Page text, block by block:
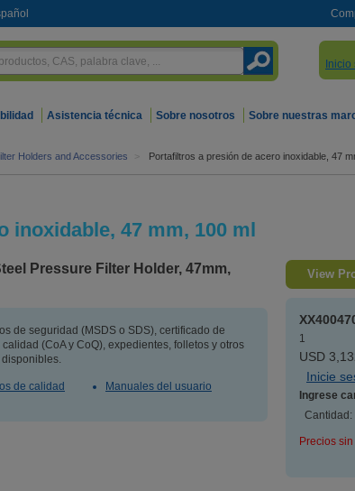
Asistencia técnica Sobre nosotros Sobre nuestras
Holders and Accessories > Portafiltros a presión de acero inoxidable, 47
inoxidable, 47 mm, 100 ml
Pressure Filter Holder, 47mm,
de seguridad (MSDS o SDS), certificado de
(CoA y CoQ), expedientes, folletos y otros
de calidad
Manuales del usuario
View
1
USD
Inicie
Ingrese
Cantidad:
Precios